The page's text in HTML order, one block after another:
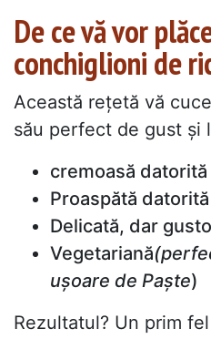
De ce vă vor
conchiglioni de
Această rețetă vă
său perfect de gust și
cremoasă
Proaspătă
Delicată, dar
Vegetariană
ușoare de Paște)
Rezultatul? Un prim